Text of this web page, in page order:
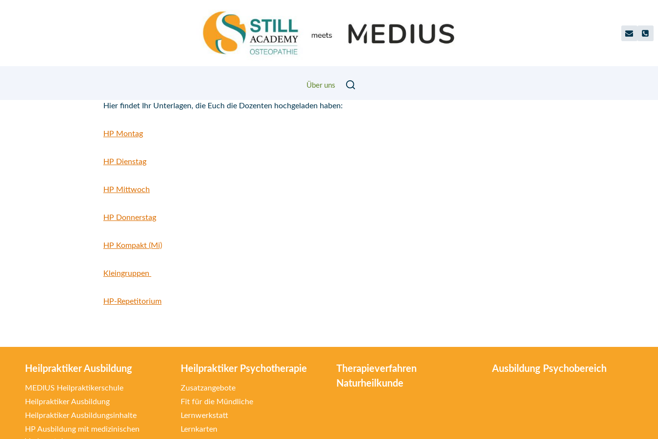
Über uns
Hier findet Ihr Unterlagen, die Euch die Dozenten hochgeladen haben:
HP Montag
HP Dienstag
HP Mittwoch
HP Donnerstag
HP Kompakt (Mi)
Kleingruppen
HP-Repetitorium
Heilpraktiker Ausbildung
MEDIUS Heilpraktikerschule
Heilpraktiker Ausbildung
Heilpraktiker Ausbildungsinhalte
HP Ausbildung mit medizinischen
Heilpraktiker Psychotherapie
Zusatzangebote
Fit für die Mündliche
Lernwerkstatt
Lernkarten
Therapieverfahren
Naturheilkunde
Ausbildung Psychobereich